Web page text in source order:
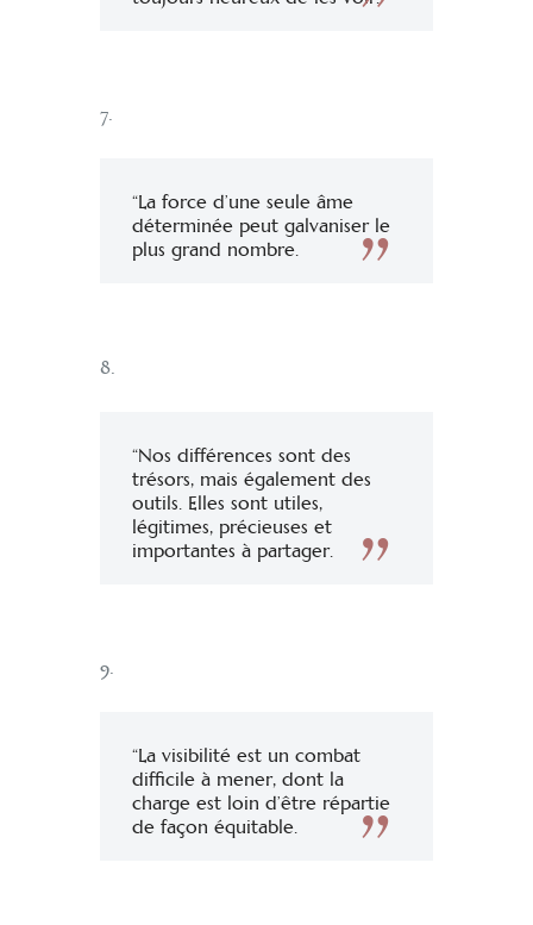
7.
“La force d’une seule âme
déterminée peut galvaniser le
plus grand nombre.
8.
“Nos différences sont des
trésors, mais également des
outils. Elles sont utiles,
légitimes, précieuses et
importantes à partager.
9.
“La visibilité est un combat
difficile à mener, dont la
charge est loin d’être répartie
de façon équitable.